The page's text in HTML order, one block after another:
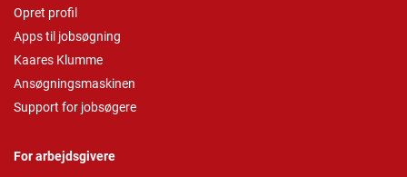
Opret profil
Apps til jobsøgning
Kaares Klumme
Ansøgningsmaskinen
Support for jobsøgere
For arbejdsgivere